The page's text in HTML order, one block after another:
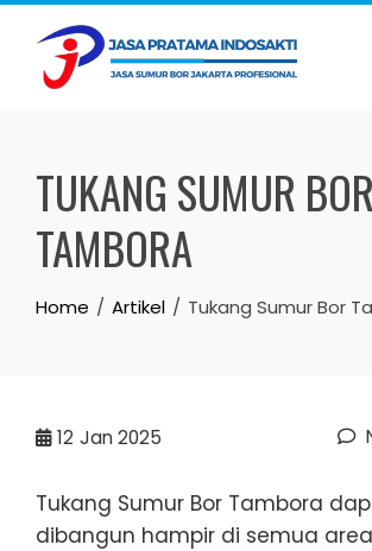
Skip
content
TUKANG SUMUR BOR
TAMBORA
Home Artikel Tukang Sumur Bor
12 Jan 2025
Tukang Sumur Bor Tambora
dibangun hampir di semua